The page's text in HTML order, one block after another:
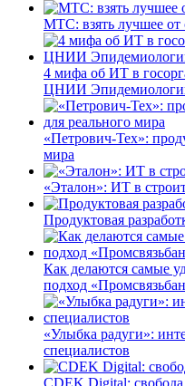
МТС: взять лучшее от
4 мифа об ИТ в
ЦНИИ Эпидемиологии
«Петрович-Тех»:
мира
«Эталон»: ИТ в
Продуктовая
Как делаются самые
подход
«Улыбка радуги»:
специалистов
CDEK Digital: свобода